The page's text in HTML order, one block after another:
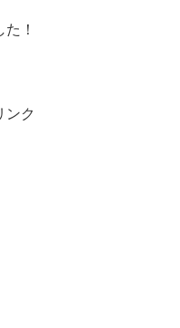
！
ンク